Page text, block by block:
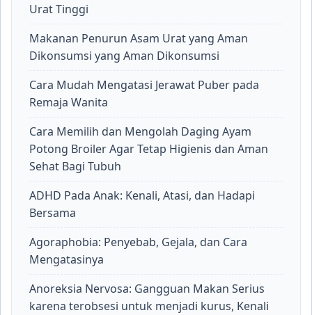
Urat Tinggi
Makanan Penurun Asam Urat yang Aman
Dikonsumsi yang Aman Dikonsumsi
Cara Mudah Mengatasi Jerawat Puber pada
Remaja Wanita
Cara Memilih dan Mengolah Daging Ayam
Potong Broiler Agar Tetap Higienis dan Aman
Sehat Bagi Tubuh
ADHD Pada Anak: Kenali, Atasi, dan Hadapi
Bersama
Agoraphobia: Penyebab, Gejala, dan Cara
Mengatasinya
Anoreksia Nervosa: Gangguan Makan Serius
karena terobsesi untuk menjadi kurus, Kenali